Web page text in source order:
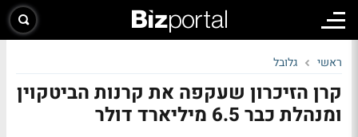
ראשי גלובל
קרן הזיכרון שעקפה את קרנות הביטקוין
ומנהלת כבר 6.5 מיליארד דולר